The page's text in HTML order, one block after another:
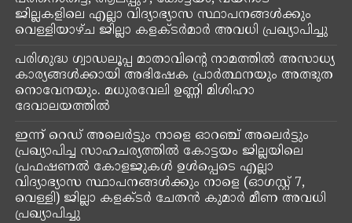
ജില്ലകളിലെ എല്ലാ വിദ്യാഭ്യാസ സ്ഥാപനങ്ങൾക്കും
വെള്ളിയാഴ്ച ജില്ലാ കളക്ടർമാർ അവധി പ്രഖ്യാപിച്ചു
പരിശുദ്ധ ഗ്വാഡലൂപ്പ മാതാവിന്റെ നാമത്തിൽ അസാധ്യ
കാര്യങ്ങൾക്കായി അഭിഷേക പ്രാർത്ഥനയും അത്ഭുത
നൊവേനയും. മധുരവേലി ഉണ്ണി മിശിഹാ
ദേവാലയത്തിൽ
ഇന്ന് റെഡ് അലെർട്ടും നാളെ ഓറഞ്ച് അലെർട്ടും
പ്രഖ്യാപിച്ച സാഹചര്യത്തിൽ കോട്ടയം ജില്ലയിലെ
പ്രഫഷണൽ കോളജുകൾ ഉൾപ്പെടെ എല്ലാ
വിദ്യാഭ്യാസ സ്ഥാപനങ്ങൾക്കും നാളെ (ഓഗസ്റ്റ് 7,
വെള്ളി) ജില്ലാ കളക്ടർ ചേതൻ കുമാർ മീണ അവധി
പ്രഖ്യാപിച്ചു